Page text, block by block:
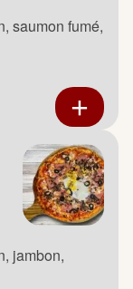
saumon fumé,
jambon,